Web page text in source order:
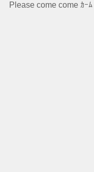
Please come come ｶｰﾑ